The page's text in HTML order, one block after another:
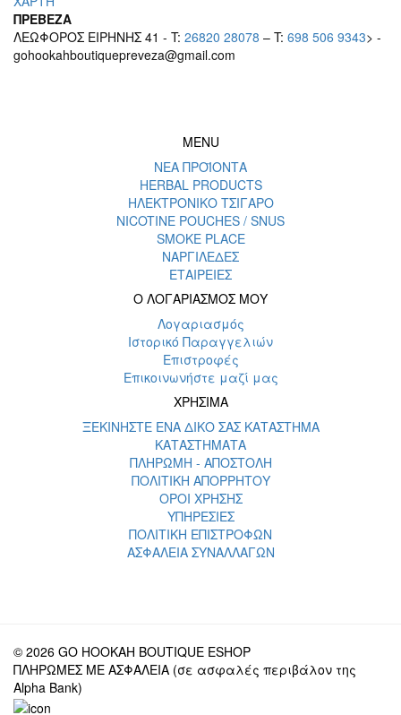
ΠΡΕΒΕΖΑ
ΛΕΩΦΟΡΟΣ ΕΙΡΗΝΗΣ 41 - T: 26820 28078 – T: 698 506 9343> -
gohookahboutiquepreveza@gmail.com
MENU
ΝΕΑ ΠΡΟΪΟΝΤΑ
HERBAL PRODUCTS
ΗΛΕΚΤΡΟΝΙΚΟ ΤΣΙΓΑΡΟ
NICOTINE POUCHES / SNUS
SMOKE PLACE
ΝΑΡΓΙΛΕΔΕΣ
ΕΤΑΙΡΕΙΕΣ
Ο ΛΟΓΑΡΙΑΣΜΟΣ ΜΟΥ
Λογαριασμός
Ιστορικό Παραγγελιών
Επιστροφές
Επικοινωνήστε μαζί μας
ΧΡΗΣΙΜΑ
ΞΕΚΙΝΗΣΤΕ ΕΝΑ ΔΙΚΟ ΣΑΣ ΚΑΤΑΣΤΗΜΑ
ΚΑΤΑΣΤΗΜΑΤΑ
ΠΛΗΡΩΜΗ - ΑΠΟΣΤΟΛΗ
ΠΟΛΙΤΙΚΗ ΑΠΟΡΡΗΤΟΥ
ΟΡΟΙ ΧΡΗΣΗΣ
ΥΠΗΡΕΣΙΕΣ
ΠΟΛΙΤΙΚΗ ΕΠΙΣΤΡΟΦΩΝ
ΑΣΦΑΛΕΙΑ ΣΥΝΑΛΛΑΓΩΝ
© 2026 GO HOOKAH BOUTIQUE ESHOP
ΠΛΗΡΩΜΕΣ ΜΕ ΑΣΦΑΛΕΙΑ (σε ασφαλές περιβάλον της
Alpha Bank)